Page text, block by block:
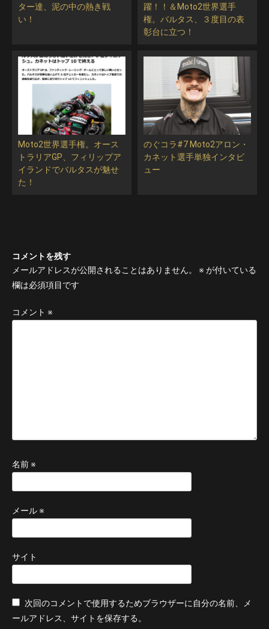
ター達、泥の中の熱き戦
い！
躍！！＆Moto2世界選手
権。バルタス、３度目の表
彰台に立つ！
Moto2世界選手権。オース
トラリアGP、フィリップア
イランドでバルタスが魅せ
た！
のぐコラ#7 Moto2アロン・
カネット選手単独インタビ
ュー
コメントを残す
メールアドレスが公開されることはありません。
※ が付いている
欄は必須項目です
コメント ※
名前※
メール※
サイト
次回のコメントで使用するためブラウザーに自分の名前、メ
ールアドレス、サイトを保存する。